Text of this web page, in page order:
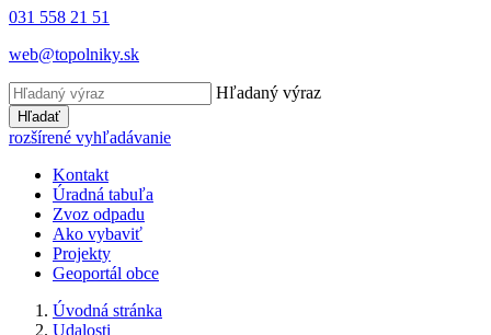
031 558 21 51
web@topolniky.sk
Hľadaný výraz
Hľadať
rozšírené vyhľadávanie
Kontakt
Úradná tabuľa
Zvoz odpadu
Ako vybaviť
Projekty
Geoportál obce
Úvodná stránka
Udalosti